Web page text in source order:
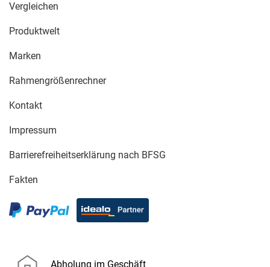
Vergleichen
Produktwelt
Marken
Rahmengrößenrechner
Kontakt
Impressum
Barrierefreiheitserklärung nach BFSG
Fakten
Abholung im Geschäft